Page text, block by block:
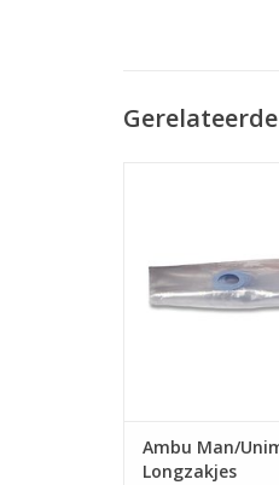
Ambu Man/
Longzakjes